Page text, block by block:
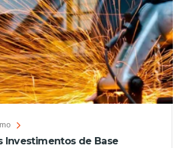
Investimentos de Base